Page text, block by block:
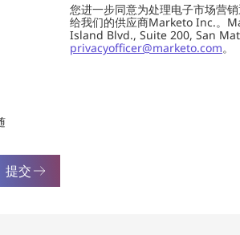
您进一步同意为处理电子市场营
给我们的供应商Marketo Inc.。
Island Blvd., Suite 200, San
privacyofficer@marketo.com。
提交